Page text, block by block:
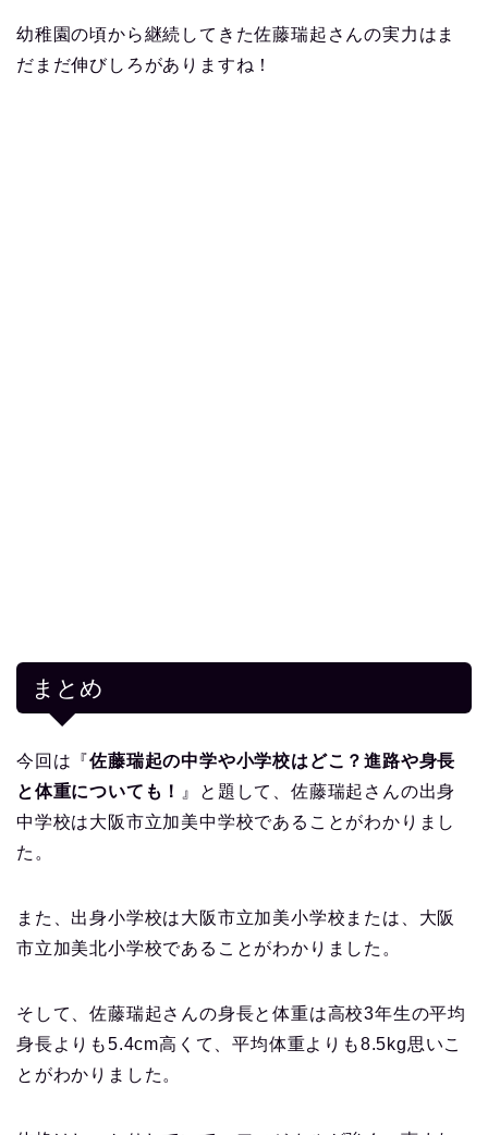
幼稚園の頃から継続してきた佐藤瑞起さんの実力はま
だまだ伸びしろがありますね！
まとめ
今回は『佐藤瑞起の中学や小学校はどこ？進路や身長
と体重についても！
』と題して、佐藤瑞起さんの出身
中学校は大阪市立加美中学校であることがわかりまし
た。
また、出身小学校は大阪市立加美小学校または、大阪
市立加美北小学校であることがわかりました。
そして、佐藤瑞起さんの身長と体重は高校3年生の平均
身長よりも5.4cm高くて、平均体重よりも8.5kg思いこ
とがわかりました。